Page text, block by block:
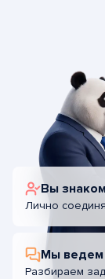
Вы
Лично
Мы ведем
Разбираем